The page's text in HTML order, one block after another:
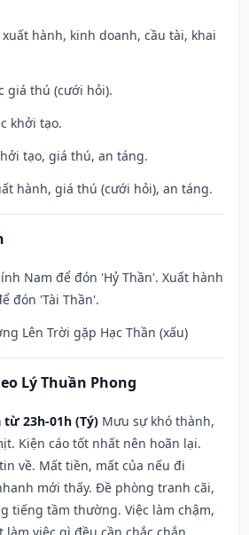
hành, kinh doanh, cầu tài, khai
giá thú (cưới hỏi).
khởi tạo.
tạo, giá thú, an táng.
hành, giá thú (cưới hỏi), an táng.
Nam để đón 'Hỷ Thần'. Xuất hành
đón 'Tài Thần'.
Lên Trời gặp Hạc Thần (xấu)
Lý Thuần Phong
từ 23h-01h (Tý) Mưu sự khó thành,
Kiện cáo tốt nhất nên hoãn lại.
về. Mất tiền, mất của nếu đi
mới thấy. Đề phòng tranh cãi,
tiếng tầm thường. Việc làm chậm,